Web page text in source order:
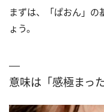
まずは、「ぱおん」の
ょう。
意味は「感極まっ